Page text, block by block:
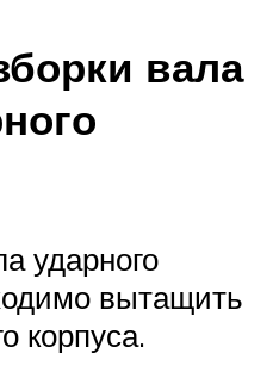
вала
ударного
вытащить
корпуса.